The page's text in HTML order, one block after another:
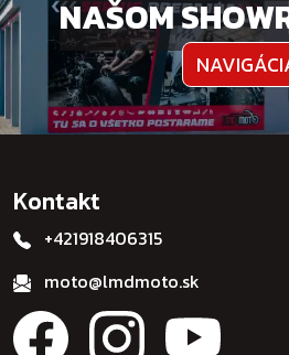
NAŠOM
Kontakt
+421918406315
moto@lmdmoto.sk